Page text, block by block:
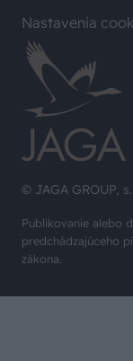
© JAGA GROUP,
Publikovanie alebo
predchádzajúceho
zákona.
Nastavenia